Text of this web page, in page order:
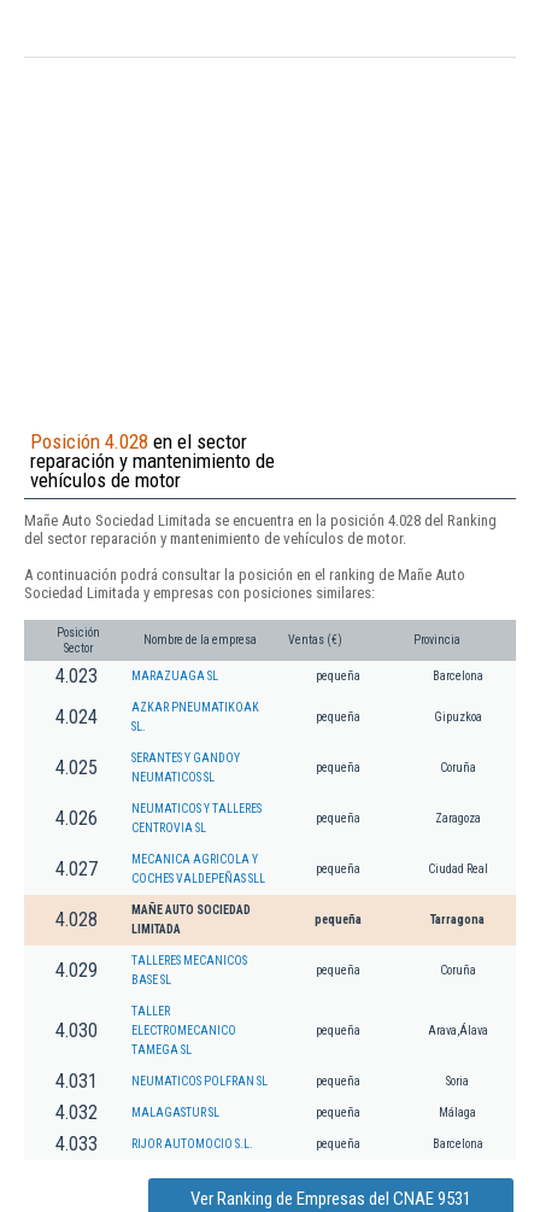
Posición 4.028 en el sector
reparación y mantenimiento de
vehículos de motor
Mañe Auto Sociedad Limitada se encuentra en la posición 4.028 del Ranking
del sector reparación y mantenimiento de vehículos de motor.
A continuación podrá consultar la posición en el ranking de Mañe Auto
Sociedad Limitada y empresas con posiciones similares:
Posición
Sector
Nombre de la empresa Ventas (€) Provincia
4.023 MARAZUAGA SL pequeña Barcelona
4.024
AZKAR PNEUMATIKOAK
SL.
pequeña Gipuzkoa
4.025
SERANTES Y GANDOY
NEUMATICOS SL
pequeña Coruña
4.026
NEUMATICOS Y TALLERES
CENTROVIA SL
pequeña Zaragoza
4.027
MECANICA AGRICOLA Y
COCHES VALDEPEÑAS SLL
pequeña Ciudad Real
4.028
MAÑE AUTO SOCIEDAD
LIMITADA
pequeña Tarragona
4.029
TALLERES MECANICOS
BASE SL
pequeña Coruña
4.030
TALLER
ELECTROMECANICO
TAMEGA SL
pequeña Arava,Álava
4.031 NEUMATICOS POLFRAN SL pequeña Soria
4.032 MALAGASTUR SL pequeña Málaga
4.033 RIJOR AUTOMOCIO S.L. pequeña Barcelona
Ver Ranking de Empresas del CNAE 9531